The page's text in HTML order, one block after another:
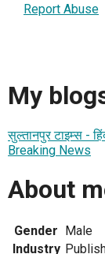
Report Abuse
My
सुल्तानपुर टाइम्स -
Breaking News
About
Gender
Male
Industry